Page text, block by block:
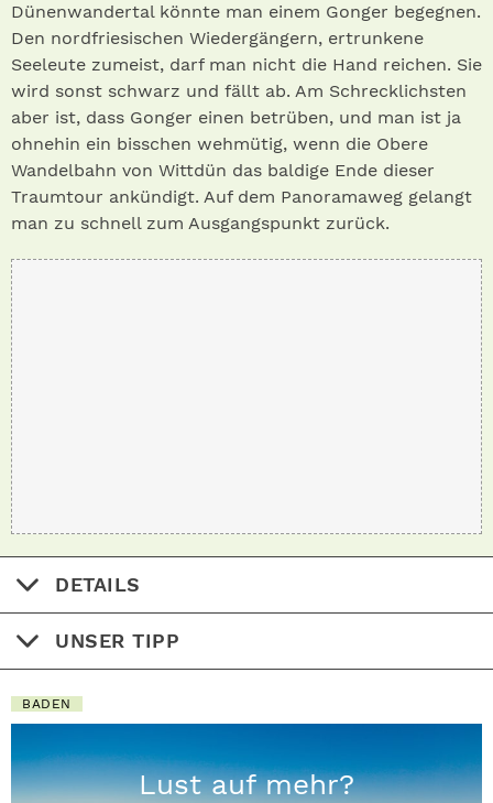
Dünenwandertal könnte man einem Gonger begegnen.
Den nordfriesischen Wiedergängern, ertrunkene
Seeleute zumeist, darf man nicht die Hand reichen. Sie
wird sonst schwarz und fällt ab. Am Schrecklichsten
aber ist, dass Gonger einen betrüben, und man ist ja
ohnehin ein bisschen wehmütig, wenn die Obere
Wandelbahn von Wittdün das baldige Ende dieser
Traumtour ankündigt. Auf dem Panoramaweg gelangt
man zu schnell zum Ausgangspunkt zurück.
DETAILS
UNSER TIPP
BADEN
Lust auf mehr?